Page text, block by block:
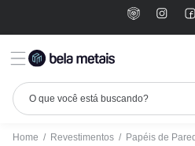
Home / Revestimentos / Papéis de